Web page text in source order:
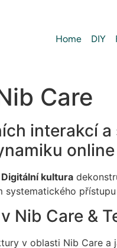
Home DIY
Care
interakcí
kultura
systematického
Nib Care &
v oblasti Nib Care